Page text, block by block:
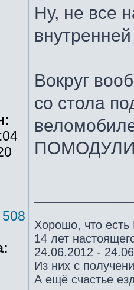
508
Ну, не все
Вокруг
со стола
Хорошо, что
14 лет
24.06.2012 -
Из них с
А ещё счастье